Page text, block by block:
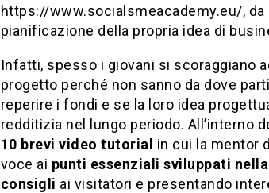
https://www.socialsmeacademy.eu/,
pianificazione della propria idea di
Infatti, spesso i giovani si scoraggiano
progetto perché non sanno da dove
reperire i fondi e se la loro idea
redditizia nel lungo periodo. All’interno
10 brevi video tutorial in cui la mentor
voce ai punti essenziali sviluppati
consigli ai visitatori e presentando